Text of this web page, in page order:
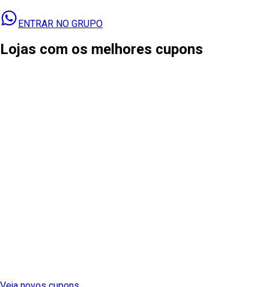
ENTRAR NO GRUPO
Lojas com os melhores cupons